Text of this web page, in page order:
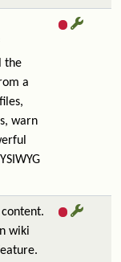
the
a
warn
wiki